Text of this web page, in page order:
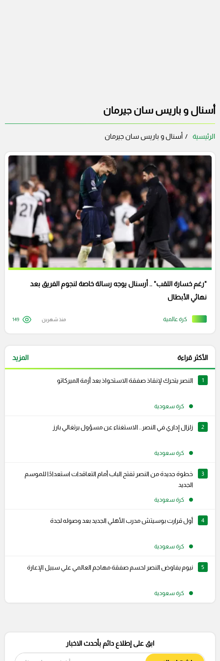
أسنال و باريس سان جيرمان
الرئيسية أسنال و باريس سان جيرمان
كرة عالمية
"رغم خسارة اللقب" .. أرسنال يوجه رسالة خاصة لنجوم الفريق بعد
نهائي الأبطال
منذ شهرين 149
الأكثر قراءة المزيد
1 النصر يتحرك لإنقاذ صفقة الاستحواذ بعد أزمة الميركاتو
كرة سعودية
2 زلزال إداري في النصر.. الاستغناء عن مسؤول برتغالي بارز
كرة سعودية
3
خطوة جديدة من النصر تفتح الباب أمام التعاقدات استعدادًا للموسم
الجديد
كرة سعودية
4 أول قرارت بوسيتش مدرب الأهلي الجديد بعد وصوله لجدة
كرة سعودية
5 نيوم يفاوض النصر لحسم صفقة مهاجم العالمي علي سبيل الإعارة
كرة سعودية
ابق على إطلاع دائم بأحدث الاخبار